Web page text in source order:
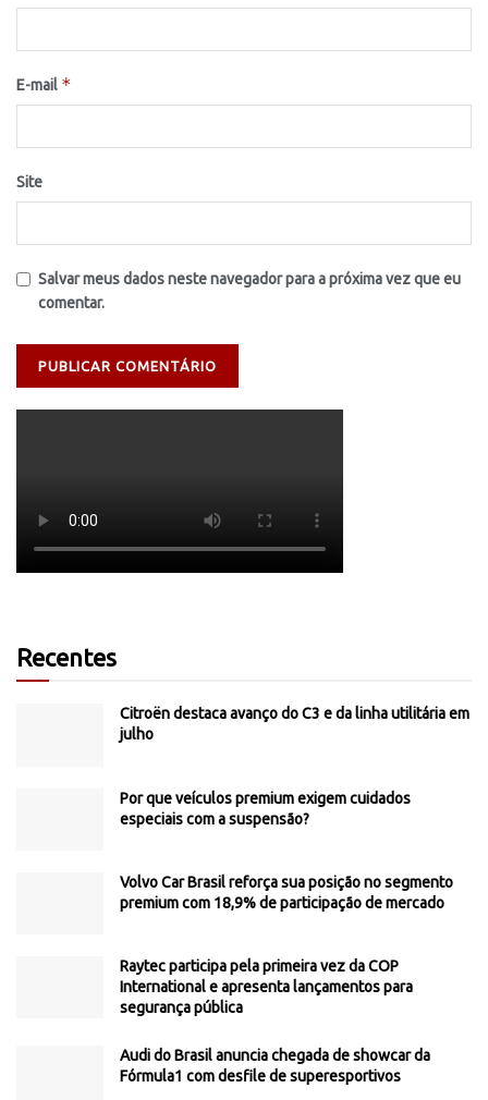
E-mail *
Site
Salvar meus dados neste navegador para a próxima vez que eu
comentar.
Recentes
Citroën destaca avanço do C3 e da linha utilitária em
julho
Por que veículos premium exigem cuidados
especiais com a suspensão?
Volvo Car Brasil reforça sua posição no segmento
premium com 18,9% de participação de mercado
Raytec participa pela primeira vez da COP
International e apresenta lançamentos para
segurança pública
Audi do Brasil anuncia chegada de showcar da
Fórmula1 com desfile de superesportivos